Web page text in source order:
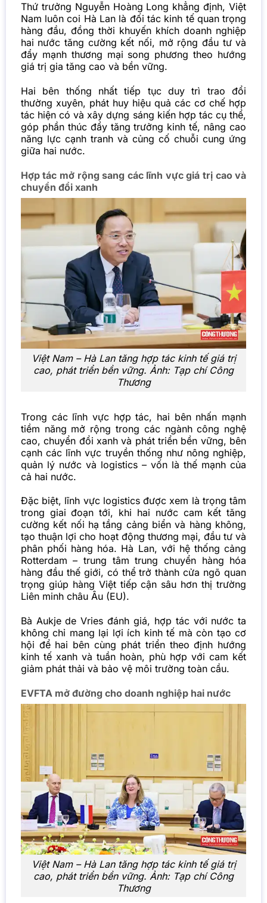
Thứ trưởng Nguyễn Hoàng Long khẳng định, Việt
Nam luôn coi Hà Lan là đối tác kinh tế quan trọng
hàng đầu, đồng thời khuyến khích doanh nghiệp
hai nước tăng cường kết nối, mở rộng đầu tư và
đẩy mạnh thương mại song phương theo hướng
giá trị gia tăng cao và bền vững.
Hai bên thống nhất tiếp tục duy trì trao đổi
thường xuyên, phát huy hiệu quả các cơ chế hợp
tác hiện có và xây dựng sáng kiến hợp tác cụ thể,
góp phần thúc đẩy tăng trưởng kinh tế, nâng cao
năng lực cạnh tranh và củng cố chuỗi cung ứng
giữa hai nước.
Hợp tác mở rộng sang các lĩnh vực giá trị cao và
chuyển đổi xanh
Việt Nam – Hà Lan tăng hợp tác kinh tế giá trị
cao, phát triển bền vững. Ảnh: Tạp chí Công
Thương
Trong các lĩnh vực hợp tác, hai bên nhấn mạnh
tiềm năng mở rộng trong các ngành công nghệ
cao, chuyển đổi xanh và phát triển bền vững, bên
cạnh các lĩnh vực truyền thống như nông nghiệp,
quản lý nước và logistics – vốn là thế mạnh của
cả hai nước.
Đặc biệt, lĩnh vực logistics được xem là trọng tâm
trong giai đoạn tới, khi hai nước cam kết tăng
cường kết nối hạ tầng cảng biển và hàng không,
tạo thuận lợi cho hoạt động thương mại, đầu tư và
phân phối hàng hóa. Hà Lan, với hệ thống cảng
Rotterdam – trung tâm trung chuyển hàng hóa
hàng đầu thế giới, có thể trở thành cửa ngõ quan
trọng giúp hàng Việt tiếp cận sâu hơn thị trường
Liên minh châu Âu (EU).
Bà Aukje de Vries đánh giá, hợp tác với nước ta
không chỉ mang lại lợi ích kinh tế mà còn tạo cơ
hội để hai bên cùng phát triển theo định hướng
kinh tế xanh và tuần hoàn, phù hợp với cam kết
giảm phát thải và bảo vệ môi trường toàn cầu.
EVFTA mở đường cho doanh nghiệp hai nước
Việt Nam – Hà Lan tăng hợp tác kinh tế giá trị
cao, phát triển bền vững. Ảnh: Tạp chí Công
Thương